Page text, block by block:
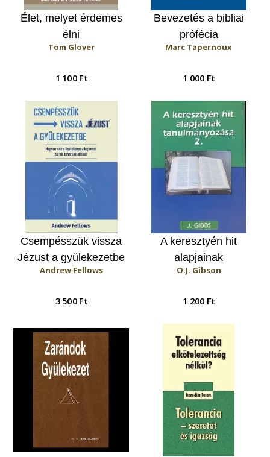
Élet, melyet érdemes
élni
Tom Glover
1 100 Ft
Bevezetés a bibliai
prófécia
tanulmányozásába
Marc Tapernoux
1 000 Ft
Csempésszük vissza
Jézust a gyülekezetbe
Andrew Fellows
3 500 Ft
A keresztyén hit
alapjainak
tanulmányozása 2.
O.J. Gibson
1 200 Ft